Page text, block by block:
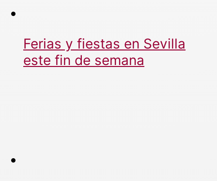
Ferias y fiestas en Sevilla
este fin de semana